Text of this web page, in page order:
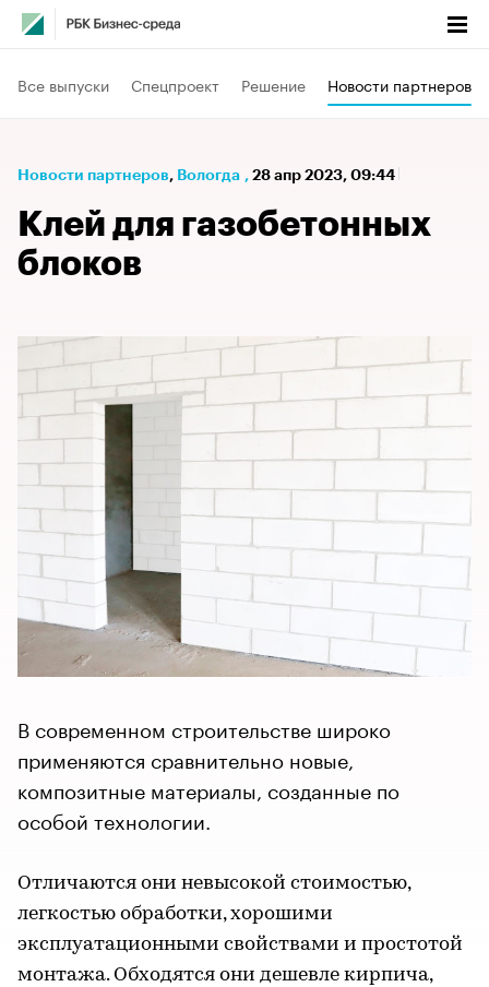
Все выпуски Спецпроект Решение Новости партнеров
Новости партнеров⁠, Вологда , 28 апр 2023, 09:44
Клей для газобетонных
блоков
В современном строительстве широко
применяются сравнительно новые,
композитные материалы, созданные по
особой технологии.
Отличаются они невысокой стоимостью,
легкостью обработки, хорошими
эксплуатационными свойствами и простотой
монтажа. Обходятся они дешевле кирпича,